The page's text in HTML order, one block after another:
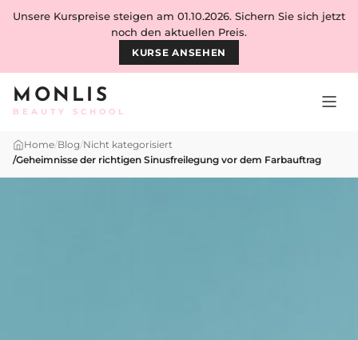
Skip to content
MONLIS
BEAUTY SCHOOL
Unsere Kurspreise steigen am 01.10.2026. Sichern Sie sich jetzt
noch den aktuellen Preis.
KURSE ANSEHEN
Home/Blog/Nicht kategorisiert
/Geheimnisse der richtigen Sinusfreilegung vor dem Farbauftrag